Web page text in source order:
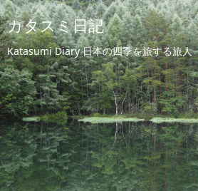
カタスミ日記
Katasumi Diary 日本の四季を旅する旅人